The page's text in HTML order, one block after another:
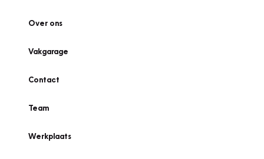
Over ons
Vakgarage
Contact
Team
Werkplaats